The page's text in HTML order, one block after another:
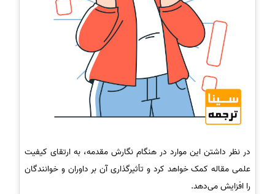
در نظر داشتن این موارد در هنگام نگارش مقدمه، به ارتقای کیفیت
علمی مقاله کمک خواهد کرد و تأثیرگذاری آن بر داوران و خوانندگان
را افزایش می‌دهد.